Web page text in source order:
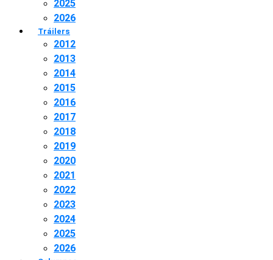
2025
2026
Tráilers
2012
2013
2014
2015
2016
2017
2018
2019
2020
2021
2022
2023
2024
2025
2026